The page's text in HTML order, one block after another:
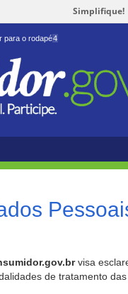
Simplifique!
para o rodapé4
visa
de tratamento